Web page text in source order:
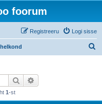
foorum
Logi sisse
Registreeru
Otsi
1-st